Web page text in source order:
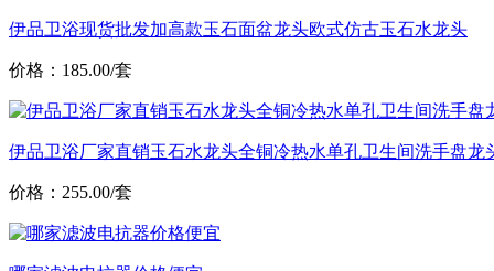
伊品卫浴现货批发加高款玉石面盆龙头欧式仿古玉石水龙头
价格：185.00/套
伊品卫浴厂家直销玉石水龙头全铜冷热水单孔卫生间洗手盘龙
价格：255.00/套